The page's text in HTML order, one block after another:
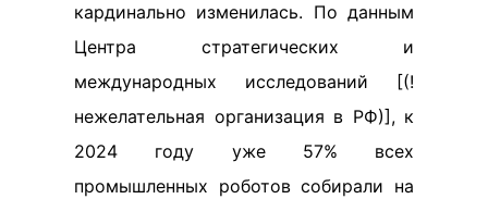
кардинально изменилась. По данным
Центра стратегических и
международных исследований [(!
нежелательная организация в РФ)], к
2024 году уже 57% всех
промышленных роботов собирали на